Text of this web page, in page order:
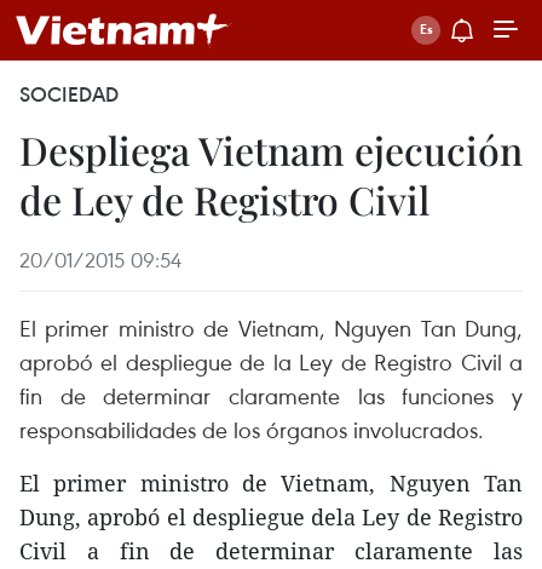
SOCIEDAD
Despliega Vietnam ejecución
de Ley de Registro Civil
20/01/2015 09:54
El primer ministro de Vietnam, Nguyen Tan Dung,
aprobó el despliegue de la Ley de Registro Civil a
fin de determinar claramente las funciones y
responsabilidades de los órganos involucrados.
El primer ministro de Vietnam, Nguyen Tan
Dung, aprobó el despliegue dela Ley de Registro
Civil a fin de determinar claramente las